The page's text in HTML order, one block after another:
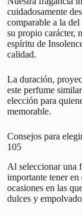
cuidadosamente
comparable a la
su propio carácter,
espíritu de
calidad.
La duración,
este perfume
elección para
memorable.
Consejos para
105
Al seleccionar una
importante tener en
ocasiones en las
dulces y